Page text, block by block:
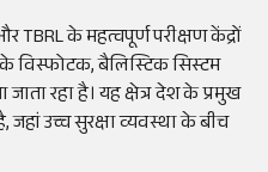
TBRL के महत्वपूर्ण परीक्षण केंद्रों
के विस्फोटक, बैलिस्टिक सिस्टम
रहा है। यह क्षेत्र देश के प्रमुख
जहां उच्च सुरक्षा व्यवस्था के बीच